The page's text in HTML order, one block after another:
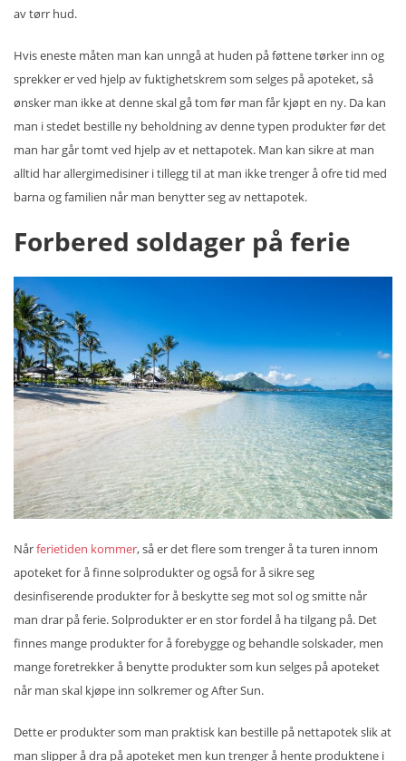
av tørr hud.
Hvis eneste måten man kan unngå at huden på føttene tørker inn og
sprekker er ved hjelp av fuktighetskrem som selges på apoteket, så
ønsker man ikke at denne skal gå tom før man får kjøpt en ny. Da kan
man i stedet bestille ny beholdning av denne typen produkter før det
man har går tomt ved hjelp av et nettapotek. Man kan sikre at man
alltid har allergimedisiner i tillegg til at man ikke trenger å ofre tid med
barna og familien når man benytter seg av nettapotek.
Forbered soldager på ferie
Nårferietiden kommer, så er det flere som trenger å ta turen innom
apoteket for å finne solprodukter og også for å sikre seg
desinfiserende produkter for å beskytte seg mot sol og smitte når
man drar på ferie. Solprodukter er en stor fordel å ha tilgang på. Det
finnes mange produkter for å forebygge og behandle solskader, men
mange foretrekker å benytte produkter som kun selges på apoteket
når man skal kjøpe inn solkremer og After Sun.
Dette er produkter som man praktisk kan bestille på nettapotek slik at
man slipper å dra på apoteket men kun trenger å hente produktene i